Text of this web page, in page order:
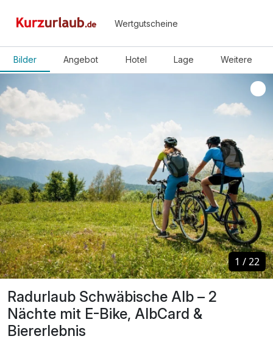
Wertgutscheine
Bilder Angebot Hotel Lage Weitere
Radurlaub Schwäbische Alb – 2
Nächte mit E-Bike, AlbCard &
Biererlebnis
1 /22
1 /22